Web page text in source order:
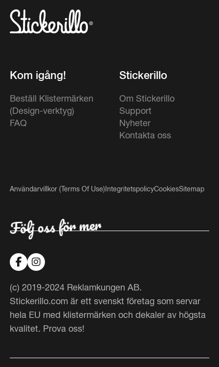
Kom igång!
Beställ Klistermärken
(Design-verktyg)
FAQ
Stickerillo
Om Stickerillo
Support
Nyheter
Kontakta oss
Användarvillkor (Terms Of Use) IntegritetspolicyCookiesSitemap
(c) 2019-2024 Reklamkungen AB.
Stickerillo.com är ett svenskt företag som servar
hela EU med klistermärken och dekaler av högsta
kvalitet. Prova oss!
Följ oss för mer